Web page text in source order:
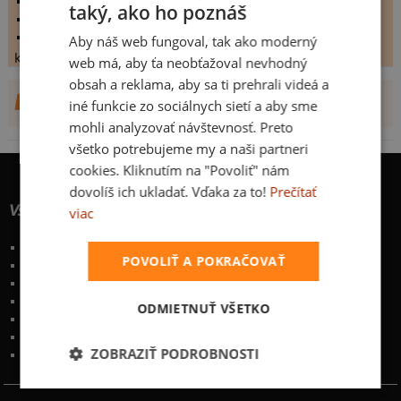
komentářů:5.6
koupilo by:11 lidí
konečné hodnocení:5.6
DALŠÍ NÁVRHY OD MIGELINHO
Všetko o nákupe
Garancia výmeny a vrátenia
Časté otázky
Telefón: 222 205 835
taký, ako ho poznáš
Aby náš web fungoval, tak ako moderný
web má, aby ťa neobťažoval nevhodný
obsah a reklama, aby sa ti prehrali videá a
iné funkcie zo sociálnych sietí a aby sme
mohli analyzovať návštevnosť. Preto
všetko potrebujeme my a naši partneri
cookies. Kliknutím na "Povoliť" nám
dovolíš ich ukladať. Vďaka za to! Prečítať
viac
POVOLIŤ A POKRAČOVAŤ
ODMIETNUŤ VŠETKO
ZOBRAZIŤ PODROBNOSTI